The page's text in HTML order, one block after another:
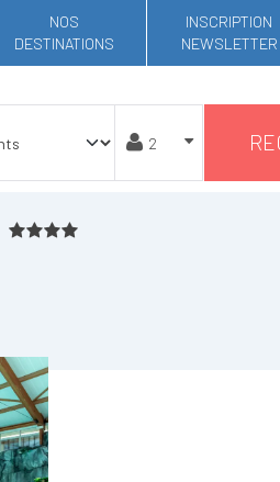
NOS
DESTINATIONS
INSCRIPTION
NEWSLETTER